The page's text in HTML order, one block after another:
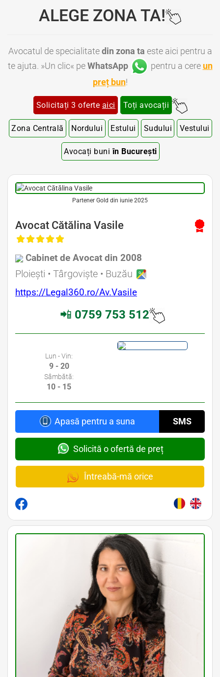
ALEGE ZONA TA!
Avocatul de specialitatedin zona ta este aici pentru a
te ajuta. »Un clic« peWhatsApp pentru a cere un
preț bun!
Solicitați 3 oferte aici Toți avocații
Zona Centrală Nordului Estului Sudului Vestului
Avocați buniîn București
Partener Gold din iunie 2025
Avocat Cătălina Vasile
Cabinet de Avocat din 2008
Ploiești • Târgoviște • Buzău
https://Legal360.ro/Av.Vasile
📲 0759 753 512
Lun - Vin:
9 - 20
Sâmbătă:
10 - 15
Apasă pentru a suna SMS
Solicită o ofertă de preț
Întreabă-mă orice